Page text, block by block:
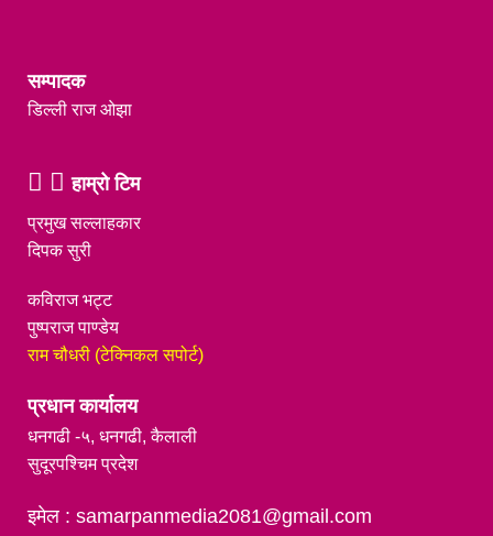
सम्पादक
डिल्ली राज ओझा
हाम्रो टिम
प्रमुख सल्लाहकार
दिपक सुरी
कविराज भट्ट
पुष्पराज पाण्डेय
राम चौधरी (टेक्निकल सपोर्ट)
प्रधान कार्यालय
धनगढी -५, धनगढी, कैलाली
सुदूरपश्चिम प्रदेश
इमेल : samarpanmedia2081@gmail.com